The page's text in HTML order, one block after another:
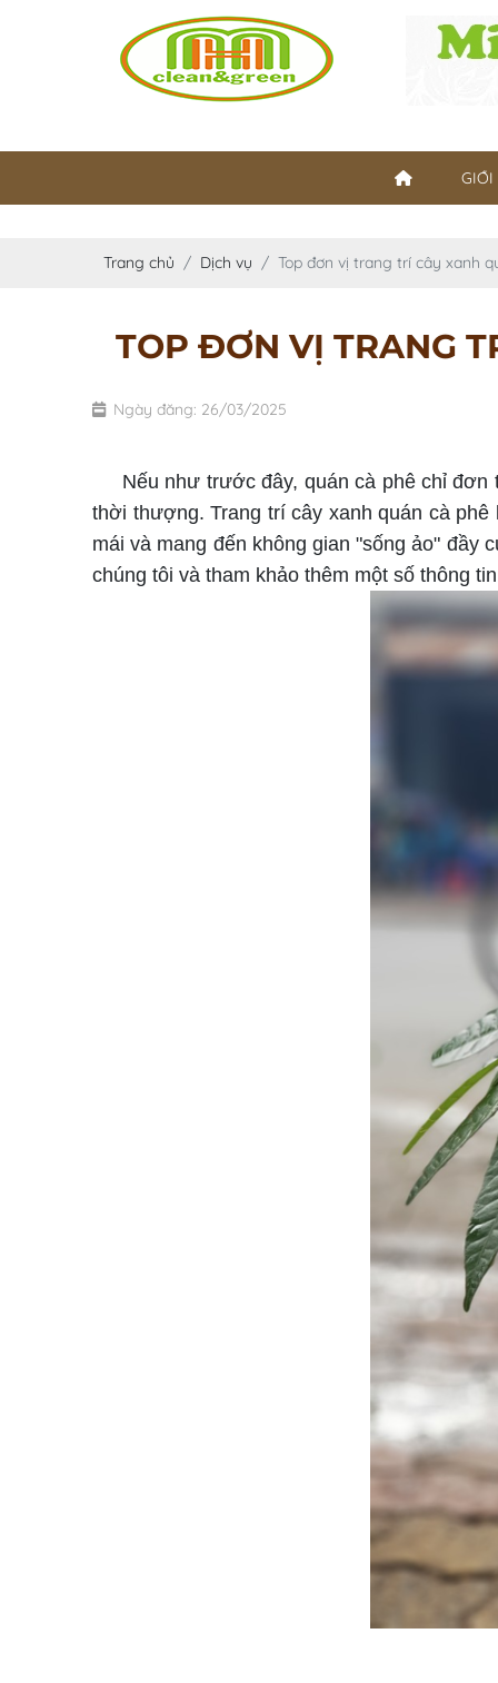
GIỚI
Trang chủ Dịch vụ Top đơn vị trang trí cây xanh
TOP ĐƠN VỊ TRANG
Ngày đăng: 26/03/2025
Nếu như trước đây, quán cà phê chỉ đơn
thời thượng. Trang trí cây xanh quán cà
mái và mang đến không gian "sống ảo" đầy
chúng tôi và tham khảo thêm một số thông